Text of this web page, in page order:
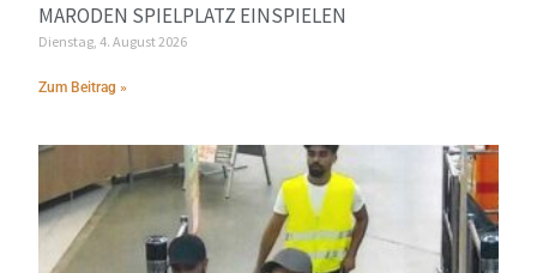
MARODEN SPIELPLATZ EINSPIELEN
Dienstag, 4. August 2026
Zum Beitrag »